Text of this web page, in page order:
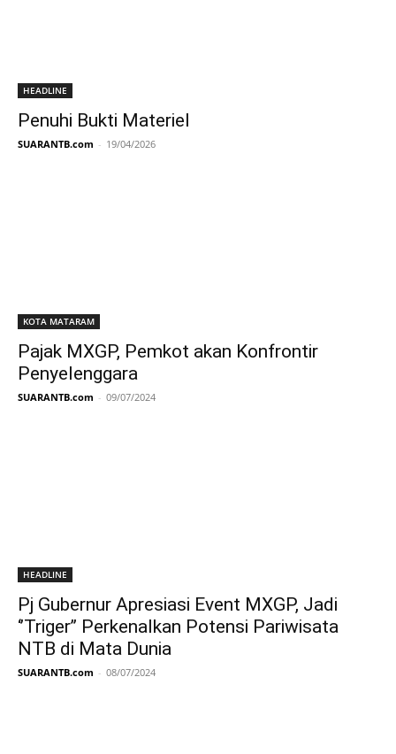
HEADLINE
Penuhi Bukti Materiel
SUARANTB.com - 19/04/2026
KOTA MATARAM
Pajak MXGP, Pemkot akan Konfrontir
Penyelenggara
SUARANTB.com - 09/07/2024
HEADLINE
Pj Gubernur Apresiasi Event MXGP, Jadi
‘’Triger’’ Perkenalkan Potensi Pariwisata
NTB di Mata Dunia
SUARANTB.com - 08/07/2024